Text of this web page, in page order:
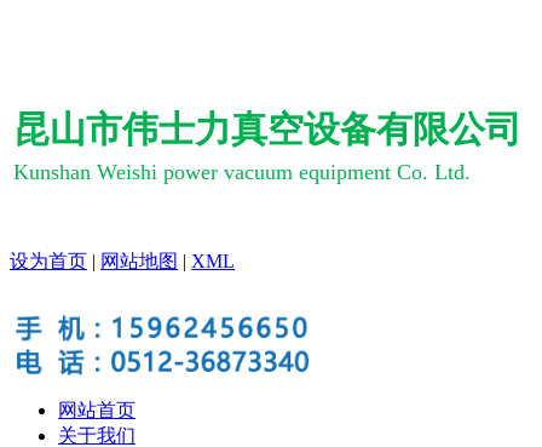
昆山市伟士力真空设备有限公司
Kunshan Weishi power vacuum equipment Co. Ltd.
设为首页 | 网站地图 | XML
网站首页
关于我们